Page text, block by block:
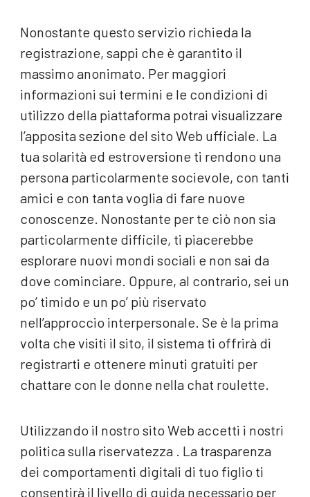
Nonostante questo servizio richieda la
registrazione, sappi che è garantito il
massimo anonimato. Per maggiori
informazioni sui termini e le condizioni di
utilizzo della piattaforma potrai visualizzare
l’apposita sezione del sito Web ufficiale. La
tua solarità ed estroversione ti rendono una
persona particolarmente socievole, con tanti
amici e con tanta voglia di fare nuove
conoscenze. Nonostante per te ciò non sia
particolarmente difficile, ti piacerebbe
esplorare nuovi mondi sociali e non sai da
dove cominciare. Oppure, al contrario, sei un
po’ timido e un po’ più riservato
nell’approccio interpersonale. Se è la prima
volta che visiti il ​​sito, il sistema ti offrirà di
registrarti e ottenere minuti gratuiti per
chattare con le donne nella chat roulette.
Utilizzando il nostro sito Web accetti i nostri
politica sulla riservatezza . La trasparenza
dei comportamenti digitali di tuo figlio ti
consentirà il livello di guida necessario per